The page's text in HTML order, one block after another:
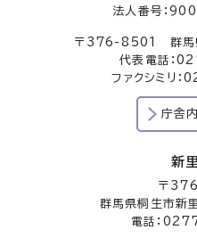
法人番号：
〒376-8501 群馬
代表電話：
ファクシミリ
庁舎
新
〒
群馬県桐生市新
電話：